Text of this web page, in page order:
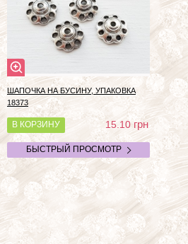
ШАПОЧКА НА БУСИНУ, УПАКОВКА
18373
В КОРЗИНУ 15.10грн
БЫСТРЫЙ ПРОСМОТР